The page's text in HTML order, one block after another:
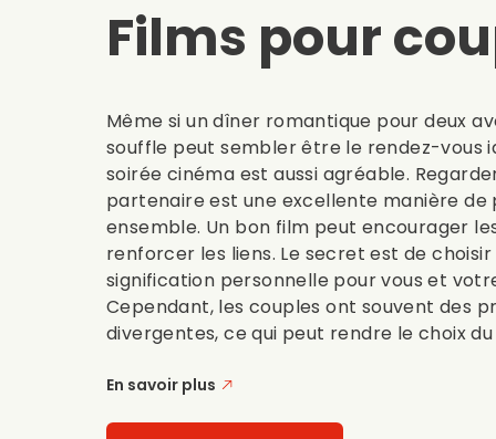
Films pour
Même si un dîner romantique pour deux
souffle peut sembler être le rendez-vous
soirée cinéma est aussi agréable.
partenaire est une excellente manière de
ensemble. Un bon film peut encourager
renforcer les liens. Le secret est de
signification personnelle pour vous et
Cependant, les couples ont souvent des
divergentes, ce qui peut rendre le choix
En savoir plus